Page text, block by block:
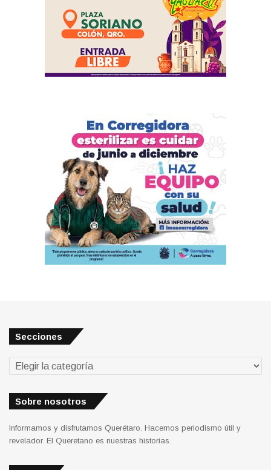
Secciones
Secciones
Sobre nosotros
Informamos y disfrutamos Querétaro. Hacemos periodismo útil y
revelador. El Queretano es nuestras historias.